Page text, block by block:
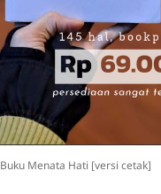
Buku Menata Hati [versi cetak]